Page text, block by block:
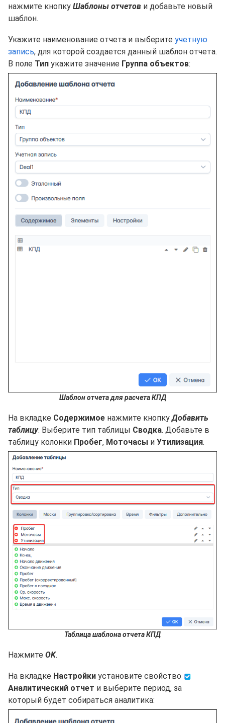
нажмите кнопку Шаблоны отчетов и добавьте новый
шаблон.
Укажите наименование отчета и выберите учетную
запись, для которой создается данный шаблон отчета.
В поле Тип укажите значение Группа объектов:
Шаблон отчета для расчета КПД
На вкладке Содержимое нажмите кнопкуДобавить
таблицу. Выберите тип таблицы Сводка. Добавьте в
таблицу колонки Пробег, Моточасы и Утилизация.
Таблица шаблона отчета КПД
Нажмите OK.
На вкладке Настройки установите свойство
Аналитический отчет и выберите период, за
который будет собираться аналитика: